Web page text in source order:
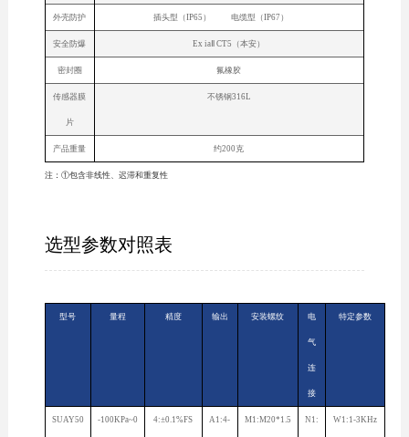
外壳防护 插头型（IP65） 电缆型（IP67）
安全防爆 Ex iaⅡ CT5（本安）
密封圈 氟橡胶
传感器膜
片
不锈钢316L
产品重量 约200克
注：①包含非线性、迟滞和重复性
选型参数对照表
型号 量程 精度 输出 安装螺纹 电
气
连
接
特定参数
SUAY50 -100KPa~0 4:±0.1%FS A1:4- M1:M20*1.5 N1: W1:1-3KHz